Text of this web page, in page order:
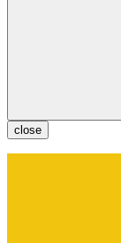
close